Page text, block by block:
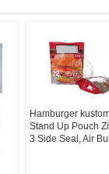
Hamburger
Stand Up Pouch
3 Side Seal, Air